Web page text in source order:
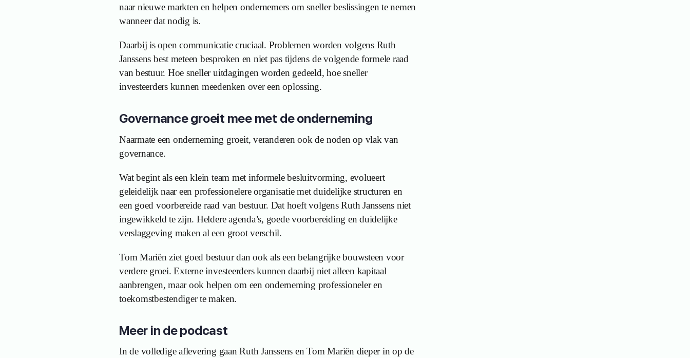
naar nieuwe markten en helpen ondernemers om sneller beslissingen te nemen
wanneer dat nodig is.
Daarbij is open communicatie cruciaal. Problemen worden volgens Ruth
Janssens best meteen besproken en niet pas tijdens de volgende formele raad
van bestuur. Hoe sneller uitdagingen worden gedeeld, hoe sneller
investeerders kunnen meedenken over een oplossing.
Governance groeit mee met de onderneming
Naarmate een onderneming groeit, veranderen ook de noden op vlak van
governance.
Wat begint als een klein team met informele besluitvorming, evolueert
geleidelijk naar een professionelere organisatie met duidelijke structuren en
een goed voorbereide raad van bestuur. Dat hoeft volgens Ruth Janssens niet
ingewikkeld te zijn. Heldere agenda’s, goede voorbereiding en duidelijke
verslaggeving maken al een groot verschil.
Tom Mariën ziet goed bestuur dan ook als een belangrijke bouwsteen voor
verdere groei. Externe investeerders kunnen daarbij niet alleen kapitaal
aanbrengen, maar ook helpen om een onderneming professioneler en
toekomstbestendiger te maken.
Meer in de podcast
In de volledige aflevering gaan Ruth Janssens en Tom Mariën dieper in op de